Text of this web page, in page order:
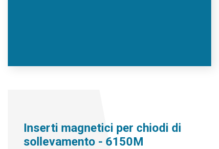
Inserti magnetici per chiodi di
sollevamento - 6150M